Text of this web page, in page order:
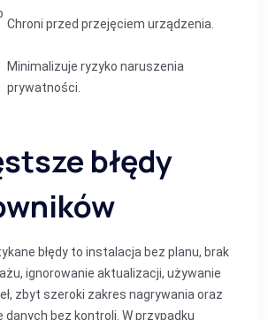
Chroni przed przejęciem urządzenia.
Minimalizuje ryzyko naruszenia
prywatności.
błędy
błędy to instalacja bez planu, brak
ignorowanie aktualizacji, używanie
zbyt szeroki zakres nagrywania oraz
bez kontroli. W przypadku